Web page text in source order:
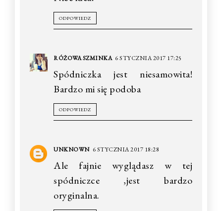
ODPOWIEDZ
RÓŻOWA SZMINKA 6 STYCZNIA 2017 17:25
Spódniczka jest niesamowita!
Bardzo mi się podoba
ODPOWIEDZ
UNKNOWN 6 STYCZNIA 2017 18:28
Ale fajnie wyglądasz w tej
spódniczce ,jest bardzo
oryginalna.